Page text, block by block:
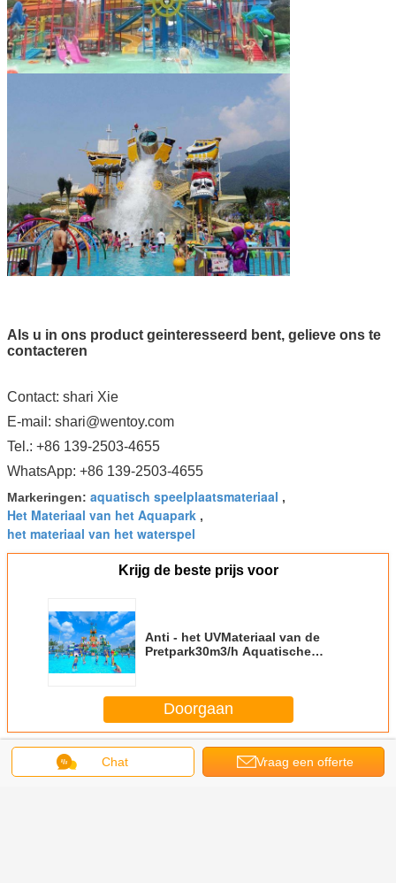
Als u in ons product geinteresseerd bent, gelieve ons te
contacteren
Contact: shari Xie
E-mail: shari@wentoy.com
Tel.: +86 139-2503-4655
WhatsApp: +86 139-2503-4655
Markeringen: aquatisch speelplaatsmateriaal ,
Het Materiaal van het Aquapark ,
het materiaal van het waterspel
Krijg de beste prijs voor
Anti - het UVMateriaal van de
Pretpark30m3/h Aquatische
Doorgaan
Aquaspeelplaats
Chat Vraag een offerte